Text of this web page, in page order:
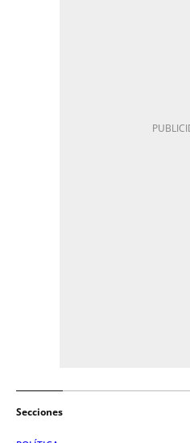
Secciones